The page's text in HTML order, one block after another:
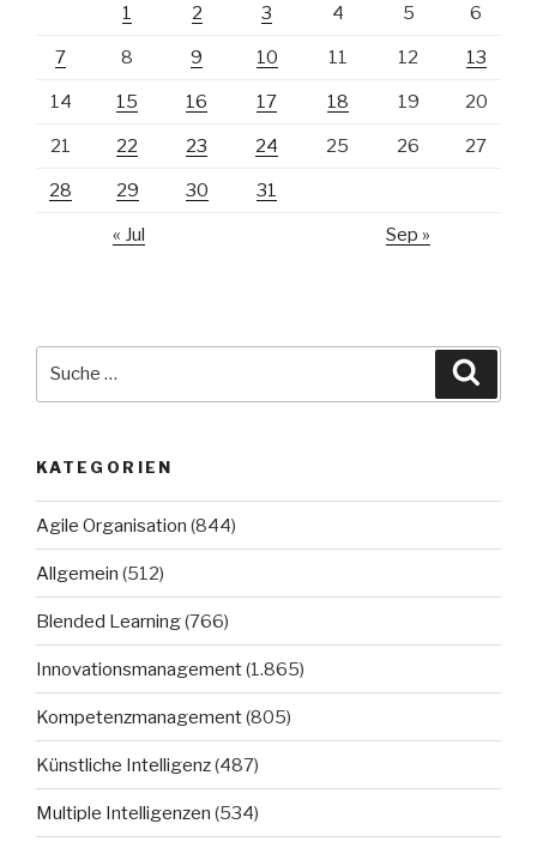
1 2 3 4 5 6
7 8 9 10 11 12 13
14 15 16 17 18 19 20
21 22 23 24 25 26 27
28 29 30 31
« Jul Sep »
KATEGORIEN
Agile Organisation (844)
Allgemein (512)
Blended Learning(766)
Innovationsmanagement(1.865)
Kompetenzmanagement(805)
Künstliche Intelligenz(487)
Multiple Intelligenzen (534)